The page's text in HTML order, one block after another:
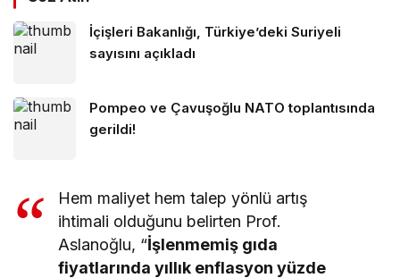
İçişleri Bakanlığı, Türkiye’deki Suriyeli
sayısını açıkladı
Pompeo ve Çavuşoğlu NATO toplantısında
gerildi!
Hem maliyet hem talep yönlü artış
ihtimali olduğunu belirten Prof.
Aslanoğlu, “İşlenmemiş gıda
fiyatlarında yıllık enflasyon yüzde